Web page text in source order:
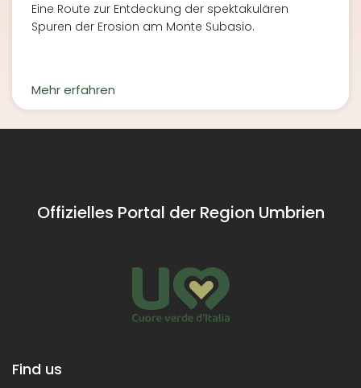
Eine Route zur Entdeckung der spektakulären
Spuren der Erosion am Monte Subasio.
Mehr erfahren
Offizielles Portal der Region Umbrien
Find us